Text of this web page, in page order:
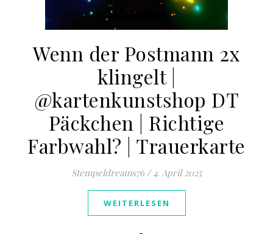
Wenn der Postmann 2x
klingelt |
@kartenkunstshop DT
Päckchen | Richtige
Farbwahl? | Trauerkarte
Stempeldreams76 / 4. April 2025
WEITERLESEN